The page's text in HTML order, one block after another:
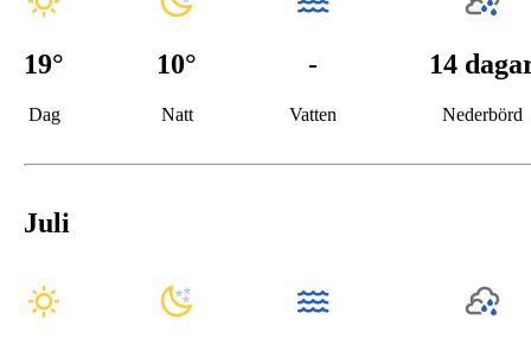
19°
Dag
10°
Natt
-
Vatten
14
Nederbörd
Juli